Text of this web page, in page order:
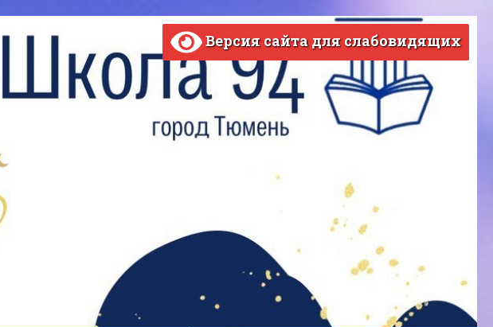
ВЕРСИЯ САЙТА ДЛЯ СЛАБОВИДЯЩИХ
Версия сайта для слабовидящих